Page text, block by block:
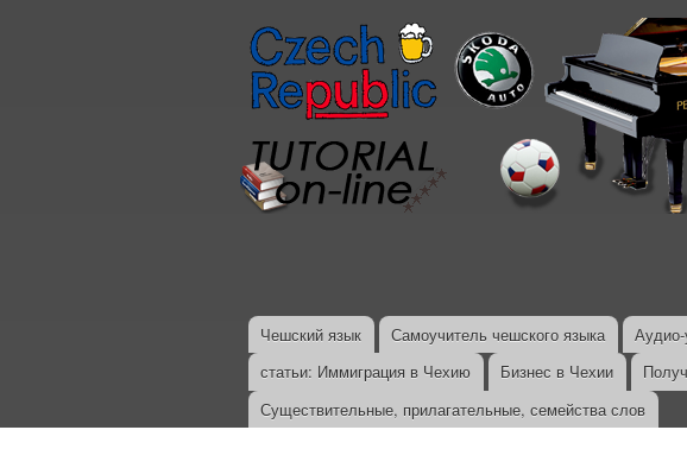
Главное меню
Чешский язык Самоучитель чешского языка Аудио-
статьи: Иммиграция в Чехию
Бизнес в Чехии
Существительные, прилагательные, семейства слов